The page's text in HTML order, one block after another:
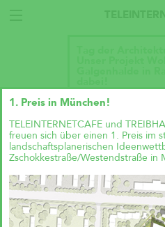
1. Preis in München!
TELEINTERNETCAFE und
freuen sich über einen 1. Preis im
landschaftsplanerischen
Zschokkestraße/Westendstraße in